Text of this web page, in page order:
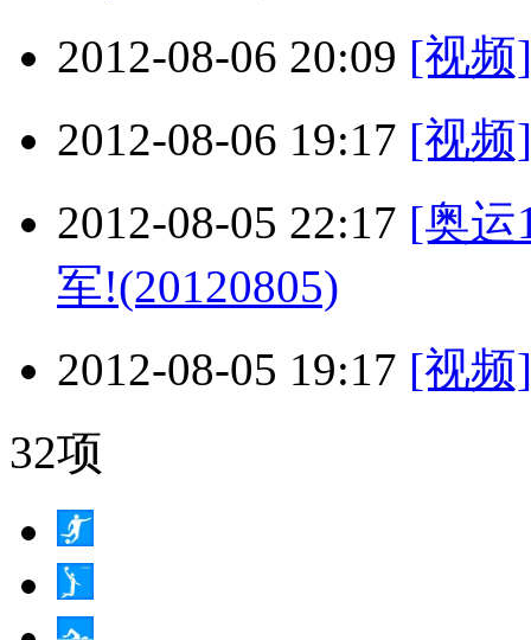
2012-08-06 20:09 [视频
2012-08-06 19:17 [视频
2012-08-05 22:17 [奥运
军!(20120805)
2012-08-05 19:17 [视频
32项